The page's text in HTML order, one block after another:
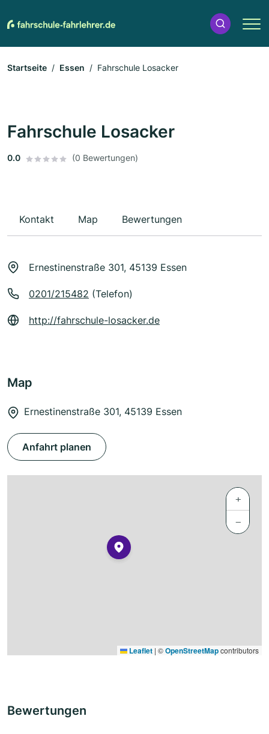
Startseite Essen Fahrschule Losacker
Fahrschule Losacker
0.0 (0 Bewertungen)
Kontakt Map Bewertungen
Ernestinenstraße 301, 45139 Essen
0201/215482 (Telefon)
http://fahrschule-losacker.de
Map
Ernestinenstraße 301, 45139 Essen
Anfahrt planen
+
−
Leaflet | ©OpenStreetMapcontributors
Bewertungen